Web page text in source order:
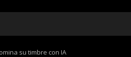
su timbre con IA